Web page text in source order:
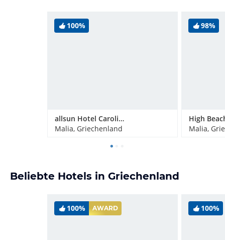
100%
allsun Hotel Carolina Sun Beach
Malia, Griechenland
98%
High
Malia,
Beliebte Hotels in Griechenland
100% AWARD 100%